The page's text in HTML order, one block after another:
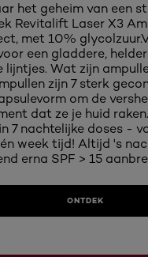
het geheim van een
Revitalift Laser X3
met 10%
een gladdere,
lijntjes. Wat zijn
zijn 7 sterk
om de
dat ze je huid
7 nachtelijke doses -
week tijd! Altijd 's
erna SPF > 15
ONTDEK